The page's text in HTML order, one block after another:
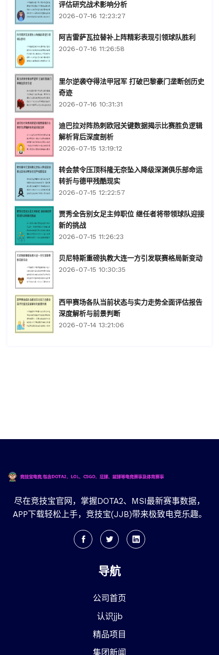
评估研究战术影响分析
2026-07-16 12:23:27
阿吉雷萨瓦拉替补上阵精彩表现引领球队胜利
2026-07-16 11:26:58
里尔逆袭夺得法甲冠军 打破巴黎豪门垄断创历史
奇迹
2026-07-16 10:31:31
迪巴拉对阵热刺欧冠关键数据揭示比赛胜负逻辑
解析背后深度剖析
2026-07-15 13:19:12
转会禁令压顶科隆无奈坠入降级深渊俱乐部命运
转折与德甲残酷现实
2026-07-15 12:22:57
贾秀全告别女足主帅职位 继任者将带领球队迎接
新的挑战
2026-07-15 11:26:23
贝尼特斯重磅执教大连一方引发联赛格局新变动
2026-07-15 10:30:35
西甲赛场各队当前状态与实力走势全面评估报告
深度解析与前景判断
2026-07-14 13:21:06
尽在竞技宝官网，掌握DOTA2、MSI最新赛事数据，
APP下载轻松上手，竞技宝(JJB)带来极致电竞乐趣。
导航
公司首页
认识jjb
精品项目
集团新闻